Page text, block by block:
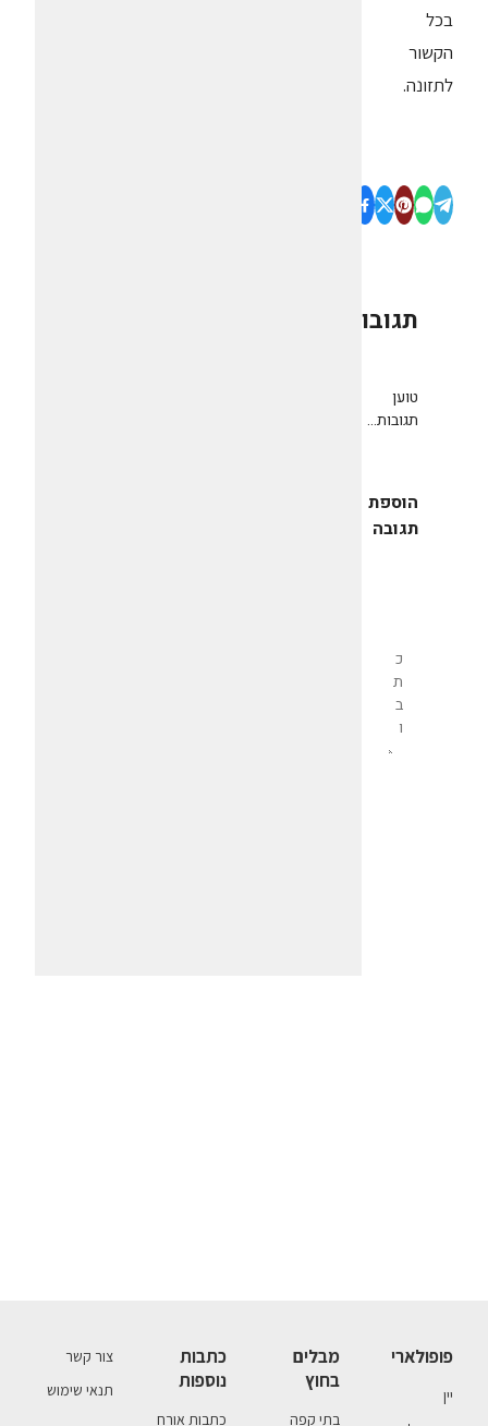
בכל
הקשור
לתזונה.
תגובות
טוען
תגובות...
הוספת
תגובה
פופולארי
יין
מבלים
בחוץ
בתי קפה
כתבות
נוספות
כתבות אורח
צור קשר
תנאי שימוש